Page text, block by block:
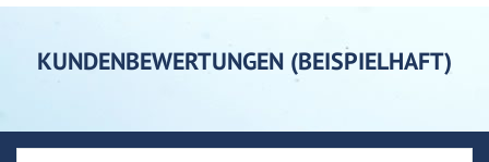
KUNDENBEWERTUNGEN (BEISPIELHAFT)